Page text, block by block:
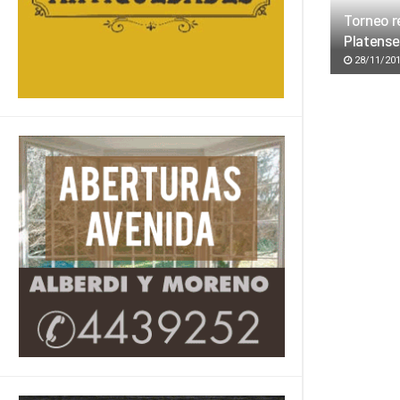
Torneo
Platense
28/11/